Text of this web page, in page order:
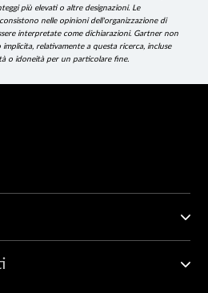
più elevati o altre designazioni. Le
nelle opinioni dell'organizzazione di
interpretate come dichiarazioni. Gartner non
relativamente a questa ricerca, incluse
o idoneità per un particolare fine.